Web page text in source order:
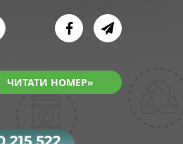
ЧИТАТИ НОМЕР»